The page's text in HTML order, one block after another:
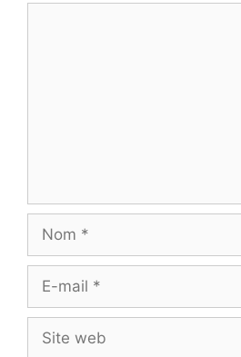
mail
web